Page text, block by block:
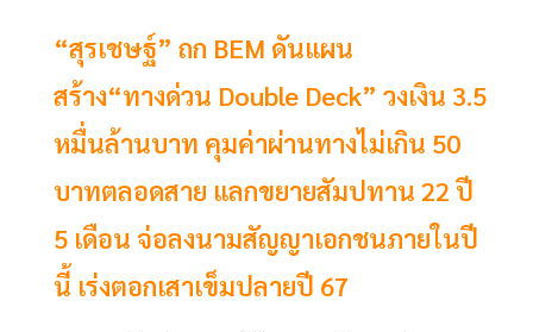
“สุรเชษฐ์” ถก BEM ดันแผน
สร้าง“ทางด่วน Double Deck” วงเงิน 3.5
หมื่นล้านบาท คุมค่าผ่านทางไม่เกิน 50
บาทตลอดสาย แลกขยายสัมปทาน 22 ปี
5 เดือน จ่อลงนามสัญญาเอกชนภายในปี
นี้ เร่งตอกเสาเข็มปลายปี 67